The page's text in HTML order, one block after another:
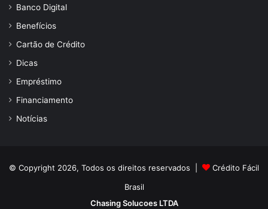
Banco Digital
Benefícios
Cartão de Crédito
Dicas
Empréstimo
Financiamento
Notícias
© Copyright 2026, Todos os direitos reservados |
Crédito Fácil
Brasil
Chasing Solucoes LTDA